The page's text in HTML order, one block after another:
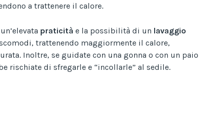
a trattenere il calore.
praticità e la possibilità di un lavaggio
trattenendo maggiormente il calore,
Inoltre, se guidate con una gonna o con un paio
rischiate di sfregarle e “incollarle” al sedile.